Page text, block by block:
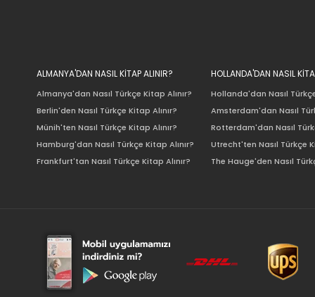
ALMANYA'DAN NASIL KİTAP ALINIR?
Almanya'dan Nasıl Türkçe Kitap Alınır?
Berlin'den Nasıl Türkçe Kitap Alınır?
Münih'ten Nasıl Türkçe Kitap Alınır?
Hamburg'dan Nasıl Türkçe Kitap Alınır?
Frankfurt'tan Nasıl Türkçe Kitap Alınır?
HOLLANDA'DAN NASIL
Hollanda'dan Nasıl
Amsterdam'dan Nasıl
Rotterdam'dan Nasıl
Utrecht'ten Nasıl Türkçe
The Hauge'den Nasıl